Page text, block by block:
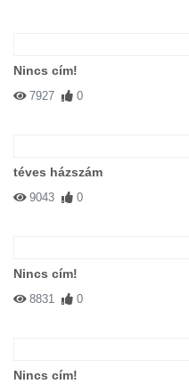
Nincs cím!
7927 0
téves házszám
9043 0
Nincs cím!
8831 0
Nincs cím!